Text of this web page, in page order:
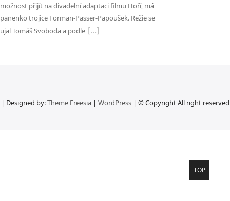
možnost přijít na divadelní adaptaci filmu Hoří, má
panenko trojice Forman-Passer-Papoušek. Režie se
ujal Tomáš Svoboda a podle
| Designed by:Theme Freesia| WordPress| © Copyright All right reserved
Go
TOP